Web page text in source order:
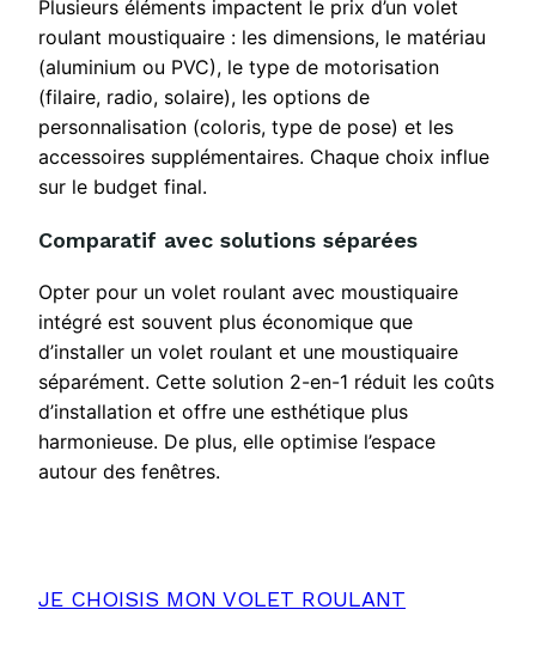
Plusieurs éléments impactent le prix d’un volet
roulant moustiquaire : les dimensions, le matériau
(aluminium ou PVC), le type de motorisation
(filaire, radio, solaire), les options de
personnalisation (coloris, type de pose) et les
accessoires supplémentaires. Chaque choix influe
sur le budget final.
Comparatif avec solutions séparées
Opter pour un volet roulant avec moustiquaire
intégré est souvent plus économique que
d’installer un volet roulant et une moustiquaire
séparément. Cette solution 2-en-1 réduit les coûts
d’installation et offre une esthétique plus
harmonieuse. De plus, elle optimise l’espace
autour des fenêtres.
JE CHOISIS MON VOLET ROULANT